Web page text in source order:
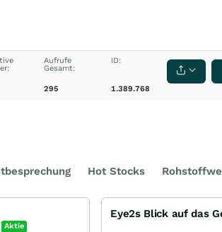
Aufrufe
Gesamt:
295
ID:
1.389.768
Hot Stocks
Aktie
Eye2s Blick auf das